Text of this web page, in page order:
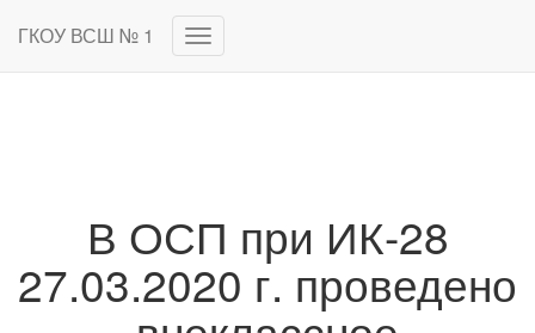
ГКОУ ВСШ № 1
Переключить
навигацию
В ОСП при ИК-28
27.03.2020 г. проведено